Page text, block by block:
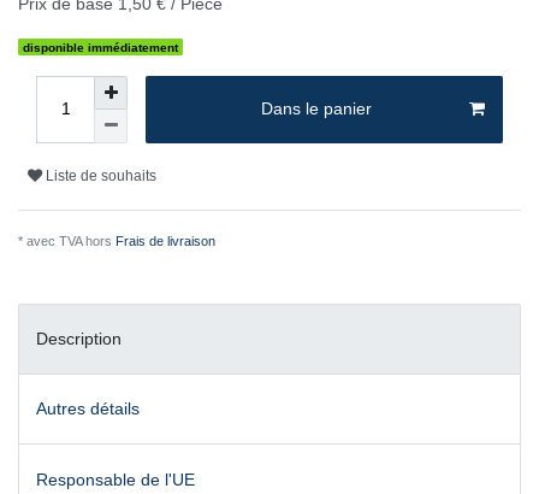
disponible immédiatement
Dans le panier
Liste de souhaits
* avec TVA hors Frais de livraison
Description
Autres détails
Responsable de l'UE